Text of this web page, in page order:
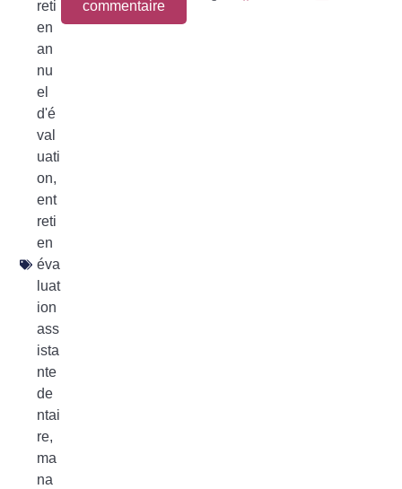
reti
en
an
nu
el
d'é
val
uati
on,
ent
reti
en
éva
luat
ion
ass
ista
nte
de
ntai
re,
ma
na
commentaire